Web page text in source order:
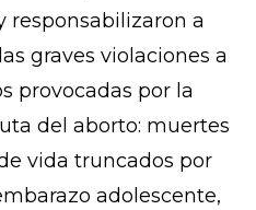
responsabilizaron a
graves violaciones a
provocadas por la
del aborto: muertes
vida truncados por
adolescente,